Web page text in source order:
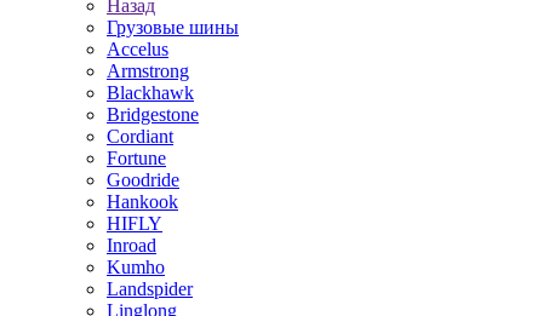
Назад
Грузовые шины
Accelus
Armstrong
Blackhawk
Bridgestone
Cordiant
Fortune
Goodride
Hankook
HIFLY
Inroad
Kumho
Landspider
Linglong